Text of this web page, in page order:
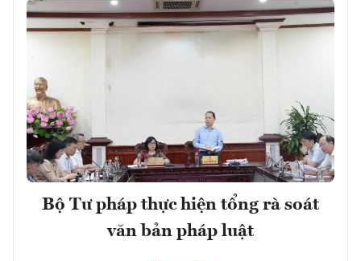
Bộ Tư pháp thực hiện tổng rà soát
văn bản pháp luật